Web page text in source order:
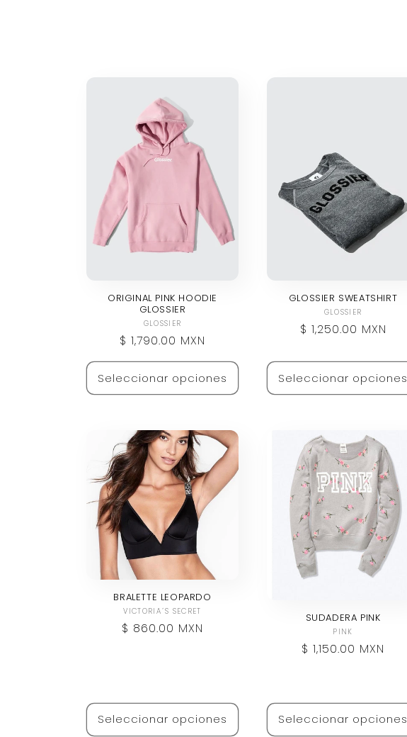
c
n
ORIGINAL PINK HOODIE
GLOSSIER
Proveedor:
GLOSSIER
Precio
habitual
$ 1,790.00 MXN
Seleccionar opciones
GLOSSIER SWEATSHIRT
Proveedor:
GLOSSIER
Precio
$ 1,250.00 MXN
Seleccionar opciones
BRALETTE LEOPARDO
Proveedor:
VICTORIA´S SECRET
Precio
$ 860.00 MXN
Seleccionar opciones
SUDADERA PINK
Proveedor:
PINK
Precio
$ 1,150.00 MXN
Seleccionar opciones